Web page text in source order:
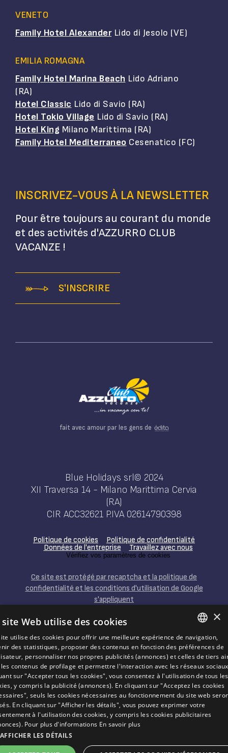
VENETO
Family Hotel AlexanderLido di Jesolo (VE)
EMILIA ROMAGNA
Family Hotel Marina Beach Lido Adriano
(RA)
Hotel Classic Lido di Savio (RA)
Hotel Tokio Village Lido di Savio (RA)
Hotel King Milano Marittima (RA)
Family Hotel Mediterraneo Cesenatico (FC)
INSCRIVEZ-VOUS À LA NEWSLETTER
Pour être toujours au courant du monde
et des activités d'AZZURRO CLUB
VACANZE !
S'INSCRIRE
Blue Holidays srl© 2024
XII Traversa 14 - Milano Marittima Cervia
(RA)
CIR ACC32621 P.IVA 02614790398
Politique de cookies Politique de confidentialité
Données de l'entreprise Travaillez avec nous
Vérifiez vos paramètres de cookies
Ce site est protégé par recaptcha et la politique de
confidentialité et les conditions d'utilisation de Google
s'appliquent
fait avec amour par les gens de
AVEZ-VOUS DÉJÀ PENSÉ ÀGÉRERUN
HÔTEL AVEC AZZURRO CLUB ?
DÉCOUVREZ COMMENT ET
POURQUOI DEVENIR FRANCHISÉ
AVEZ-VOUS BESOIN
D'AIDE? CONTACTEZ-
NOUS
JE VOUDRAIS VÉRIFIER LA DISPONIBILITÉ
ITALIAN
ENGLISH
FRENCH
GERMAN
×
site Web utilise des cookies
utilise des cookies pour offrir une meilleure expérience de navigation,
des statistiques, proposer des contenus en fonction des préférences de
personnaliser nos propres publicités (annonces) et celles de tiers
contenus de profilage et permettre l'interaction avec les réseaux
sur "Accepter tous les cookies", vous consentez à l'utilisation de tous les
y compris la publicité (annonces). En cliquant sur "Acceptez les cookies
seuls les cookies nécessaires au fonctionnement du site web
En cliquant sur "Afficher les détails", vous pouvez exprimer votre
à l'utilisation des cookies, y compris les cookies publicitaires
Pour plus d'informations En savoir plus
AFFICHER LES DÉTAILS